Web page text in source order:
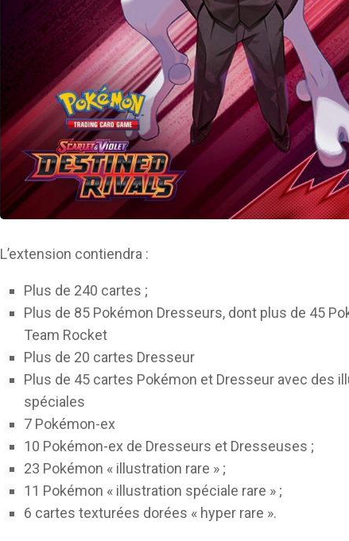
L’extension contiendra :
Plus de 240 cartes ;
Plus de 85 Pokémon Dresseurs, dont plus de 45
Team Rocket
Plus de 20 cartes Dresseur
Plus de 45 cartes Pokémon et Dresseur avec des
spéciales
7 Pokémon-ex
10 Pokémon-ex de Dresseurs et Dresseuses ;
23 Pokémon « illustration rare » ;
11 Pokémon « illustration spéciale rare » ;
6 cartes texturées dorées « hyper rare ».